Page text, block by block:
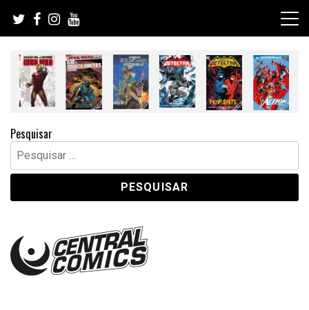
content
Pesquisar
Pesquisar
por: